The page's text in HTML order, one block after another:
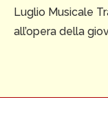
Luglio Musicale
all’opera della